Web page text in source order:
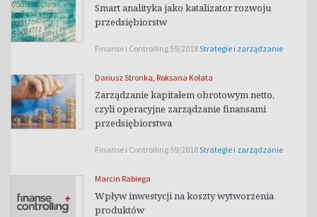
Smart analityka jako katalizator rozwoju
przedsiębiorstw
Finanse i Controlling 59/2018Strategie i zarządzanie
Dariusz Stronka Roksana Kołata
Zarządzanie kapitałem obrotowym netto,
czyli operacyjne zarządzanie finansami
przedsiębiorstwa
Finanse i Controlling 59/2018Strategie i zarządzanie
Marcin Rabiega
Wpływ inwestycji na koszty wytworzenia
produktów